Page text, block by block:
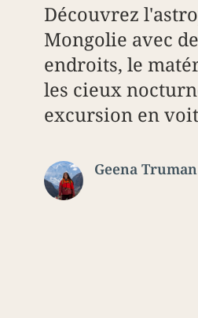
Découvrez
Mongolie avec
endroits, le
les cieux
excursion en
Geena Truman